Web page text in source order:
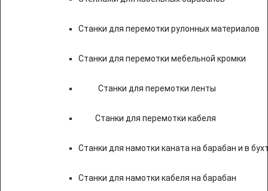
Станки для перемотки рулонных материалов
Станки для перемотки мебельной кромки
Станки для перемотки ленты
Станки для перемотки кабеля
Станки для намотки каната на барабан и в
Станки для намотки кабеля на барабан